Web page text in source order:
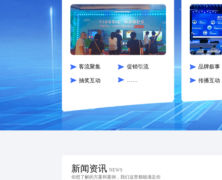
客流聚集 促销引流
抽奖互动
品牌叙事
传播互动
新闻资讯 NEWS
你想了解的方案和案例，我们这里都能满足你